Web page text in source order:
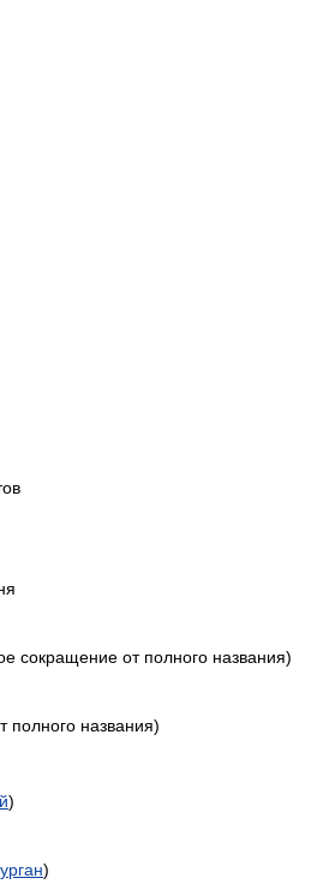
сокращение от полного названия)
полного названия)
)
)